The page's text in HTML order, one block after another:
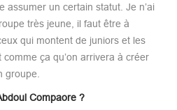
assumer un certain statut. Je n’ai
très jeune, il faut être à
qui montent de juniors et les
comme ça qu’on arrivera à créer
groupe.
Compaore ?